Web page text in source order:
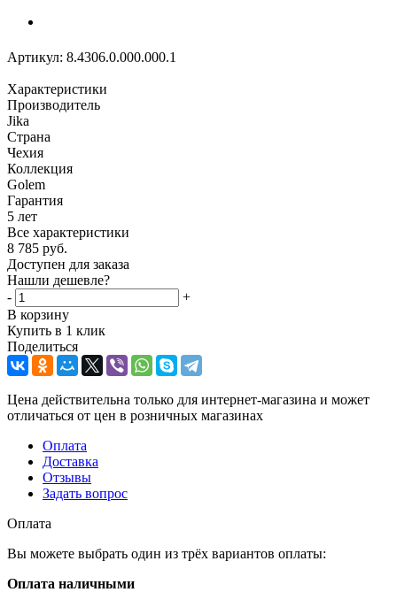
Артикул: 8.4306.0.000.000.1
Характеристики
Производитель
Jika
Страна
Чехия
Коллекция
Golem
Гарантия
5 лет
Все характеристики
8 785 руб.
Доступен для заказа
Нашли дешевле?
-
+
В корзину
Купить в 1 клик
Поделиться
Цена действительна только для интернет-магазина и может
отличаться от цен в розничных магазинах
Оплата
Доставка
Отзывы
Задать вопрос
Оплата
Вы можете выбрать один из трёх вариантов оплаты:
Оплата наличными